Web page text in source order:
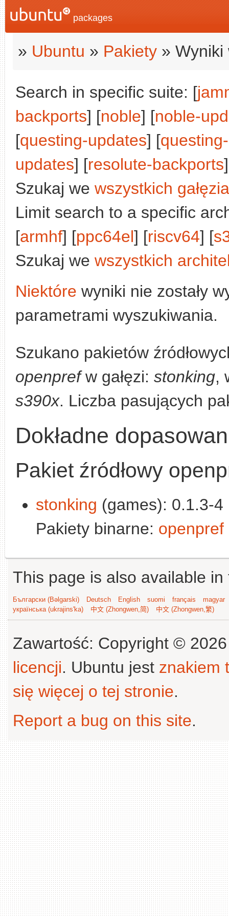
packages
» Ubuntu » Pakiety » Wyniki
Search in specific suite: [
backports] [noble] [noble-
[questing-updates] [
updates] [resolute-backports
Szukaj we wszystkich
Limit search to a specific
[armhf] [ppc64el] [riscv64] [
Szukaj we wszystkich
Niektóre wyniki nie zostały
parametrami wyszukiwania.
Szukano pakietów
openprefw gałęzi: stonking,
s390x. Liczba pasujących
Dokładne
Pakiet źródłowy
stonking (games): 0.1.3-4
Pakiety binarne: openpref
This page is also available
Български (Bəlgarski) Deutsch English suomi français
magyar
українська (ukrajins'ka)
中文 (Zhongwen,简) 中文 (Zhongwen,繁)
Zawartość: Copyright ©
licencji. Ubuntu jest znakiem
się więcej o tej stronie.
Report a bug on this site.